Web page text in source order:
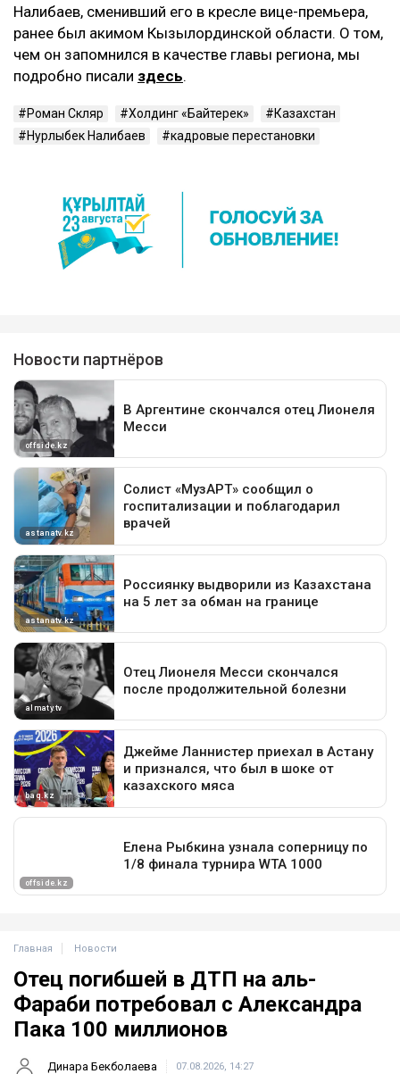
Налибаев, сменивший его в кресле вице-премьера,
ранее был акимом Кызылординской области. О том,
чем он запомнился в качестве главы региона, мы
подробно писали здесь.
Роман Скляр Холдинг «Байтерек»
Казахстан
Нурлыбек Налибаев
кадровые перестановки
Главная Новости
Отец погибшей в ДТП на аль-
Фараби потребовал с Александра
Пака 100 миллионов
Динара Бекболаева 07.08.2026, 14:27